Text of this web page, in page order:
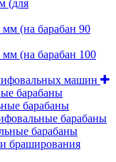
(для
(на барабан 90
(на барабан 100
машин
барабаны
барабаны
барабаны
барабаны
браширования